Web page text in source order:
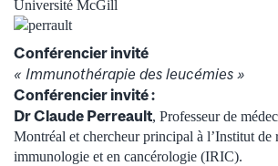
Université McGill
Conférencier invité
« Immunothérapie des leucémies »
Conférencier invité :
Dr Claude Perreault, Professeur de
Montréal et chercheur principal à l’Institut de
immunologie et en cancérologie (IRIC).